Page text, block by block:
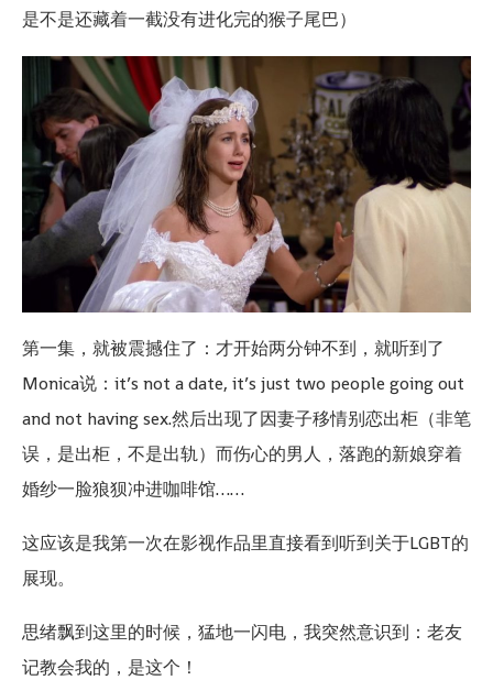
是不是还藏着一截没有进化完的猴子尾巴）
第一集，就被震撼住了：才开始两分钟不到，就听到了
Monica说：it’s not a date, it’s just two people going out
and not having sex.然后出现了因妻子移情别恋出柜（非笔
误，是出柜，不是出轨）而伤心的男人，落跑的新娘穿着
婚纱一脸狼狈冲进咖啡馆……
这应该是我第一次在影视作品里直接看到听到关于LGBT的
展现。
思绪飘到这里的时候，猛地一闪电，我突然意识到：老友
记教会我的，是这个！